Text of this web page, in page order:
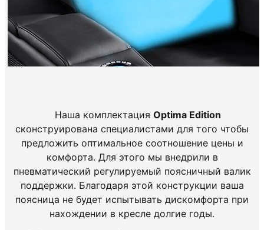
Наша комплектация Optima Edition
сконструирована специалистами для того чтобы
предложить оптимальное соотношение цены и
комфорта. Для этого мы внедрили в
пневматический регулируемый поясничный валик
поддержки. Благодаря этой конструкции ваша
поясница не будет испытывать дискомфорта при
нахождении в кресле долгие годы.